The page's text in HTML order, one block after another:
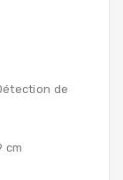
de
cm